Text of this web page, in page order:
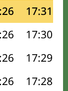
17:31
17:30
17:29
17:28